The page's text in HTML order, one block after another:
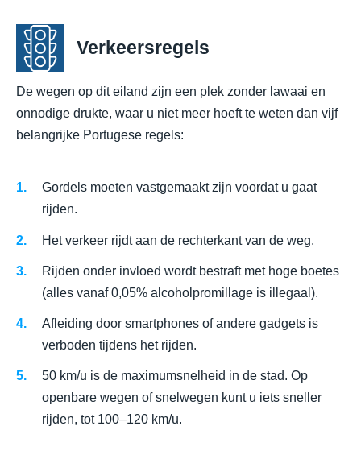
Verkeersregels
De wegen op dit eiland zijn een plek zonder lawaai en
onnodige drukte, waar u niet meer hoeft te weten dan vijf
belangrijke Portugese regels:
Gordels moeten vastgemaakt zijn voordat u gaat
rijden.
Het verkeer rijdt aan de rechterkant van de weg.
Rijden onder invloed wordt bestraft met hoge boetes
(alles vanaf 0,05% alcoholpromillage is illegaal).
Afleiding door smartphones of andere gadgets is
verboden tijdens het rijden.
50 km/u is de maximumsnelheid in de stad. Op
openbare wegen of snelwegen kunt u iets sneller
rijden, tot 100–120 km/u.